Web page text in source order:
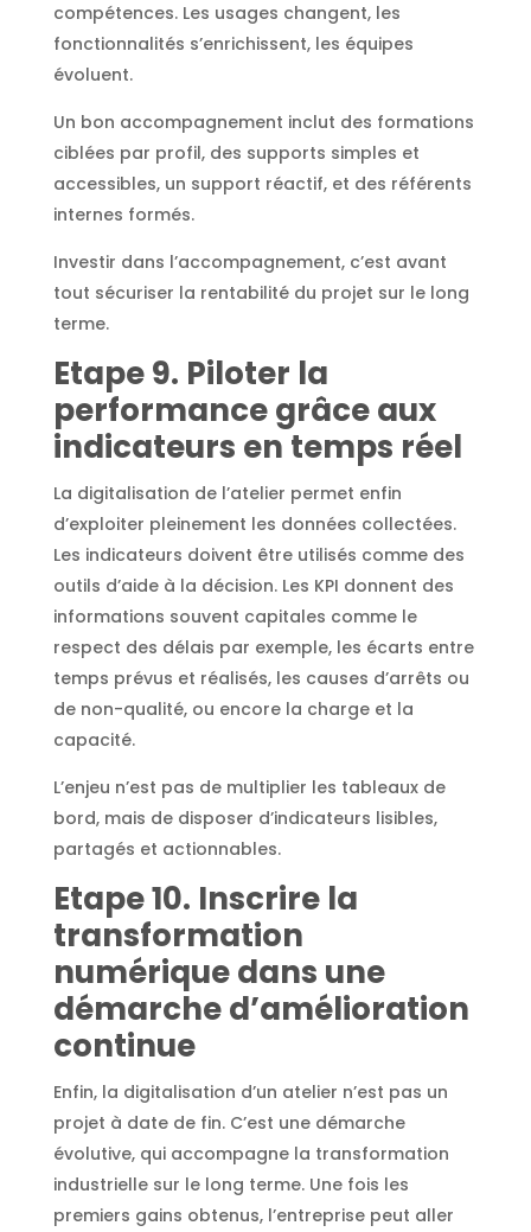
compétences. Les usages changent, les
fonctionnalités s’enrichissent, les équipes
évoluent.
Un bon accompagnement inclut des formations
ciblées par profil, des supports simples et
accessibles, un support réactif, et des référents
internes formés.
Investir dans l’accompagnement, c’est avant
tout sécuriser la rentabilité du projet sur le long
terme.
Etape 9. Piloter la
performance grâce aux
indicateurs en temps réel
La digitalisation de l’atelier permet enfin
d’exploiter pleinement les données collectées.
Les indicateurs doivent être utilisés comme des
outils d’aide à la décision. Les KPI donnent des
informations souvent capitales comme le
respect des délais par exemple, les écarts entre
temps prévus et réalisés, les causes d’arrêts ou
de non-qualité, ou encore la charge et la
capacité.
L’enjeu n’est pas de multiplier les tableaux de
bord, mais de disposer d’indicateurs lisibles,
partagés et actionnables.
Etape 10. Inscrire la
transformation
numérique dans une
démarche d’amélioration
continue
Enfin, la digitalisation d’un atelier n’est pas un
projet à date de fin. C’est une démarche
évolutive, qui accompagne la transformation
industrielle sur le long terme. Une fois les
premiers gains obtenus, l’entreprise peut aller